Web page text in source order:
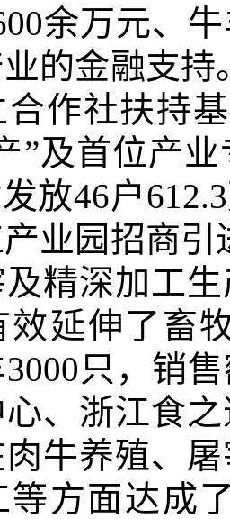
余万元、
的金融支持
作社扶持
”及首位产
放46户
业园招商引
精深加工
效延伸了畜
只，销
、浙江食
肉牛养殖、
等方面达成